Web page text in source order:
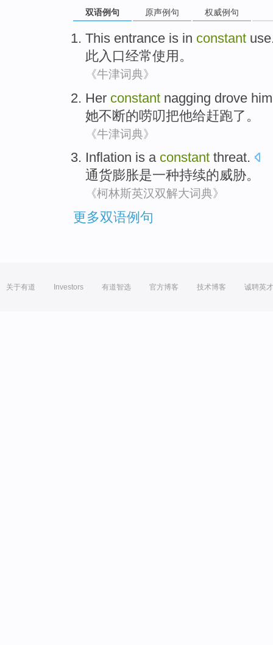
双语例句 原声例句 权威例句
This entrance is in constant use
此入口经常使用 。
《牛津词典》
Her constant nagging drove him
她不断的唠叨把他给赶跑了。
《牛津词典》
Inflation is a constant threat.
通货膨胀是一种持续的威胁。
《柯林斯英汉双解大词典》
更多双语例句
关于有道 Investors 有道智选 官方博客 技术博客 诚聘英才